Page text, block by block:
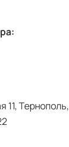
11, Тернополь,